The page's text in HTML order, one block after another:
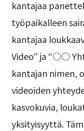
kantajaa
työpaikalleen
kantajaa
Video” ja “○○
kantajan nimen,
videoiden
kasvokuvia,
yksityisyyttä.